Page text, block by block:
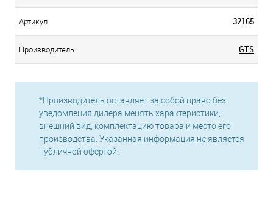
Артикул 32165
Производитель GTS
*Производитель оставляет за собой право без
уведомления дилера менять характеристики,
внешний вид, комплектацию товара и место его
производства. Указанная информация не является
публичной офертой.